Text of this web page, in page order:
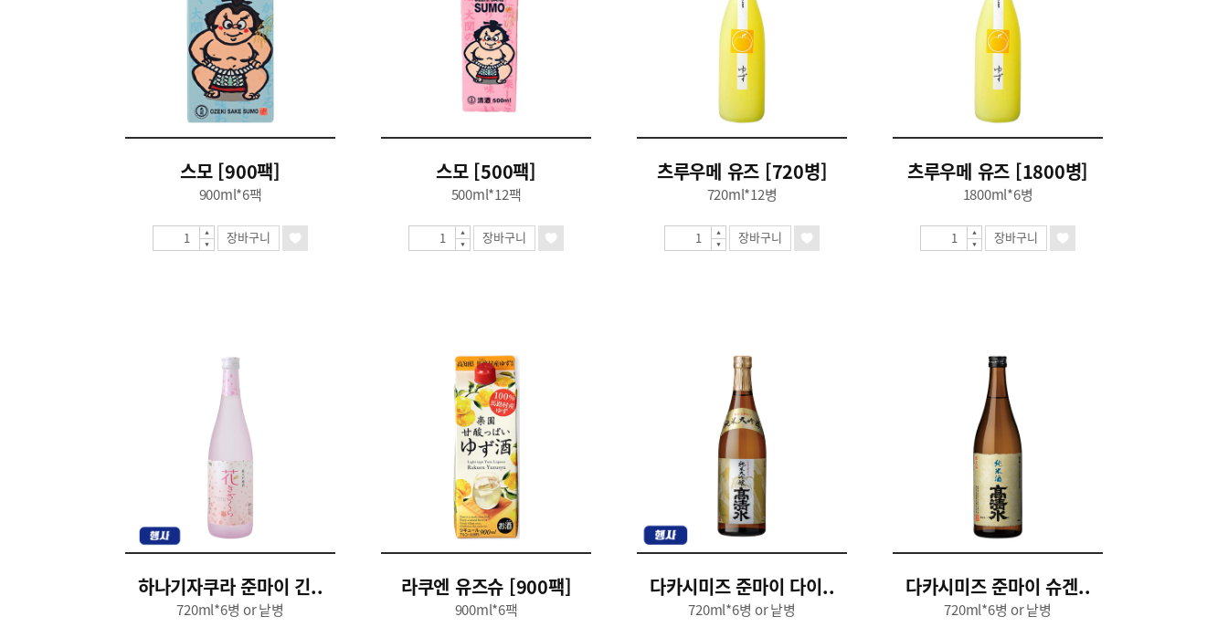
스모 [900팩]
900ml*6팩
장바구니
스모 [500팩]
500ml*12팩
장바구니
츠루우메 유즈 [720병]
720ml*12병
장바구니
츠루우메 유즈 [1800병]
1800ml*6병
장바구니
하나기자쿠라 준마이 긴..
720ml*6병 or 낱병
라쿠엔 유즈슈 [900팩]
900ml*6팩
다카시미즈 준마이 다이..
720ml*6병 or 낱병
다카시미즈 준마이 슈겐..
720ml*6병 or 낱병